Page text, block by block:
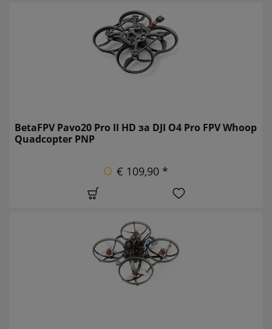
BetaFPV Pavo20 Pro II HD за DJI O4 Pro FPV Whoop
Quadcopter PNP
€ 109,90 *